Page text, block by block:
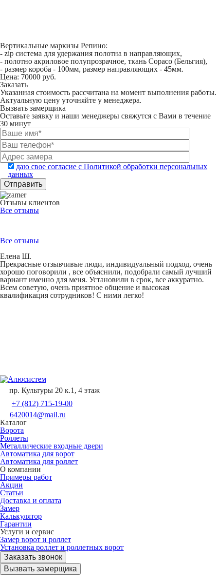
Вертикальные маркизы Репино:
- zip система для удержания полотна в направляющих,
- полотно акриловое полупрозрачное, ткань Copaco (Бельгия),
- размер короба - 100мм, размер направляющих - 45мм.
Цена: 70000 руб.
Заказать
Указанная стоимость рассчитана на момент выполнения работы.
Актуальную цену уточняйте у менеджера.
Вызвать замерщика
Оставьте заявку и наши менеджеры свяжутся с Вами в течение
30 минут
даю свое согласие с Политикой обработки персональных
данных
Отзывы клиентов
Все отзывы
Все отзывы
Елена Ш.
Прекрасные отзывчивые люди, индивидуальный подход, очень
хорошо поговорили , все объяснили, подобрали самый лучший
вариант именно для меня. Установили в срок, все аккуратно.
Всем советую, очень приятное общение и высокая
квалификация сотрудников! С ними легко!
пр. Культуры 20 к.1, 4 этаж
+7 (812) 715-19-00
6420014@mail.ru
Каталог
Ворота
Роллеты
Металлические входные двери
Автоматика для ворот
Автоматика для роллет
О компании
Примеры работ
Акции
Статьи
Доставка и оплата
Замер
Калькулятор
Гарантии
Услуги и сервис
Замер ворот и роллет
Установка роллет и роллетных ворот
Заказать звонок
Вызвать замерщика